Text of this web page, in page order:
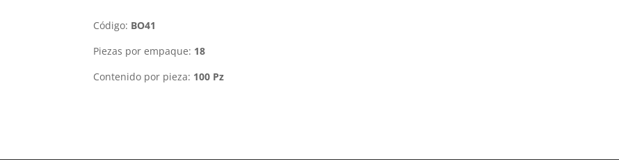
Código: BO41
Piezas por empaque: 18
Contenido por pieza: 100 Pz